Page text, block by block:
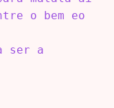
o bem eo
ser a